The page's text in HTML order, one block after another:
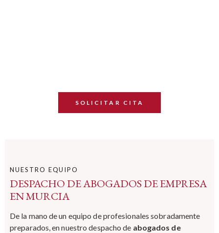
SOLICITAR CITA
NUESTRO EQUIPO
DESPACHO DE ABOGADOS DE EMPRESA
EN MURCIA
De la mano de un equipo de profesionales sobradamente
preparados, en nuestro despacho de abogados de